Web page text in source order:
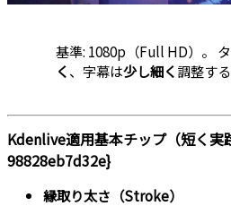
基準: 1080p（Full HD）。
く、字幕は少し細く調整す
Kdenlive適用基本チップ（短く実
98828eb7d32e}
縁取り太さ（Stroke）